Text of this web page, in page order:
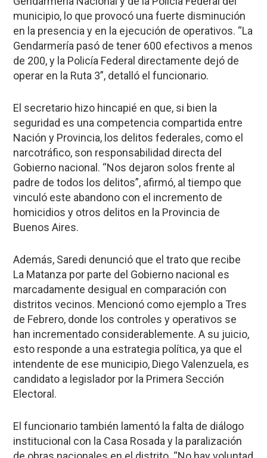
municipio, lo que provocó una fuerte disminución
en la presencia y en la ejecución de operativos. “La
Gendarmería pasó de tener 600 efectivos a menos
de 200, y la Policía Federal directamente dejó de
operar en la Ruta 3”, detalló el funcionario.
El secretario hizo hincapié en que, si bien la
seguridad es una competencia compartida entre
Nación y Provincia, los delitos federales, como el
narcotráfico, son responsabilidad directa del
Gobierno nacional. “Nos dejaron solos frente al
padre de todos los delitos”, afirmó, al tiempo que
vinculó este abandono con el incremento de
homicidios y otros delitos en la Provincia de
Buenos Aires.
Además, Saredi denunció que el trato que recibe
La Matanza por parte del Gobierno nacional es
marcadamente desigual en comparación con
distritos vecinos. Mencionó como ejemplo a Tres
de Febrero, donde los controles y operativos se
han incrementado considerablemente. A su juicio,
esto responde a una estrategia política, ya que el
intendente de ese municipio, Diego Valenzuela, es
candidato a legislador por la Primera Sección
Electoral.
El funcionario también lamentó la falta de diálogo
institucional con la Casa Rosada y la paralización